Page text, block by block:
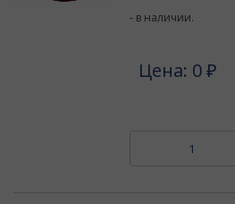
- в наличии.
Цена: 0 ₽